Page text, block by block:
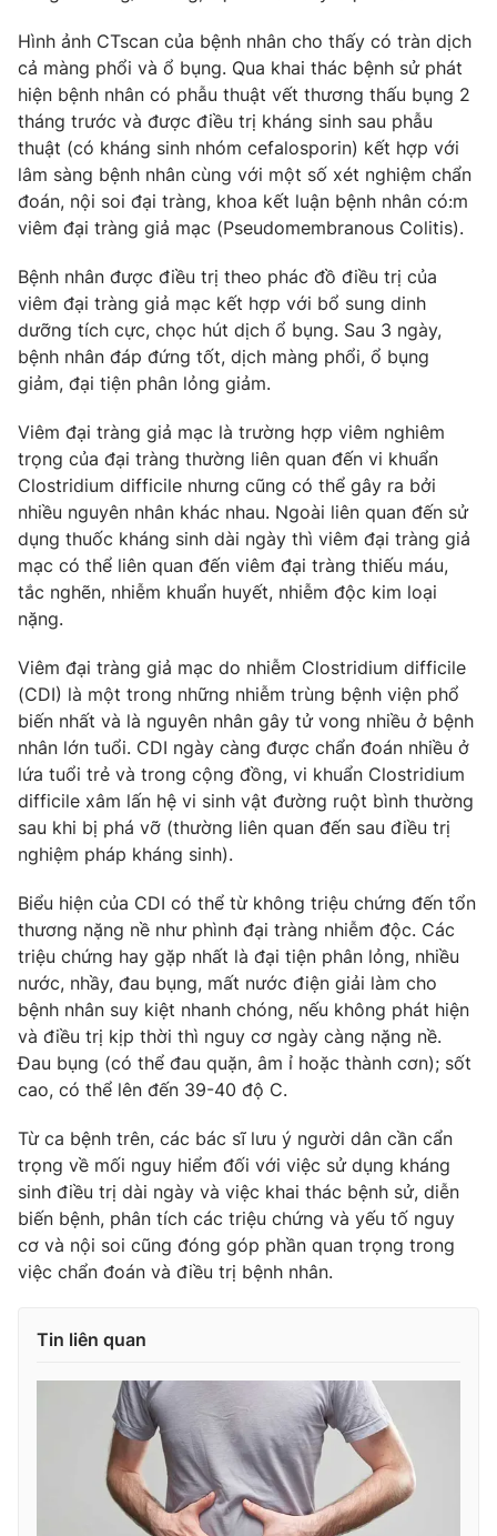
Góc doanh nghiệp
Phim VTV
Hậu trường
Nhân vật
Khán giả
Giải sao mai
Giải trí
Điện ảnh
Âm nhạc
Sao
Đời sống
Du lịch
Làm đẹp
Chất lượng cuộc sống
Giáo dục
Tuyển sinh
Học trực tuyến
Hitech Công nghệ tương lai
Sản phẩm
Thị trường
Tư vấn
Giao lưu trực tuyến
Lịch phát sóng
Chuyên mục khác
Emagazine Podcast
Photo Infographic
VTV Money VTV Thể thao
VTV Sức khoẻ Bất động sản
Thị trường 24h Tấm lòng Việt
VTV4 Vươn mình bằng AI
VTV9 VTV8
Liên hệ tòa soạn English
THỜI BÁO VTV
Theo dõi báo trên
Cơ quan báo chí:
Giấy phép hoạt động báo in và báo điện tử số 483/GP-BTTTT
cấp ngày 29/12/2023
Tổng Biên tập:Vũ Thanh Thủy
Phó Tổng Biên tập:
Nguyễn Thị Mỹ Hạnh, Phạm Quốc Thắng,
Nguyễn Trọng Ninh
Tổng đài VTV:024.38 355 931 - 024.38 355 932
Hình ảnh CTscan của bệnh nhân cho thấy có tràn dịch
cả màng phổi và ổ bụng. Qua khai thác bệnh sử phát
hiện bệnh nhân có phẫu thuật vết thương thấu bụng 2
tháng trước và được điều trị kháng sinh sau phẫu
thuật (có kháng sinh nhóm cefalosporin) kết hợp với
lâm sàng bệnh nhân cùng với một số xét nghiệm chẩn
đoán, nội soi đại tràng, khoa kết luận bệnh nhân có:m
viêm đại tràng giả mạc (Pseudomembranous Colitis).
Bệnh nhân được điều trị theo phác đồ điều trị của
viêm đại tràng giả mạc kết hợp với bổ sung dinh
dưỡng tích cực, chọc hút dịch ổ bụng. Sau 3 ngày,
bệnh nhân đáp đứng tốt, dịch màng phổi, ổ bụng
giảm, đại tiện phân lỏng giảm.
Viêm đại tràng giả mạc là trường hợp viêm nghiêm
trọng của đại tràng thường liên quan đến vi khuẩn
Clostridium difficile nhưng cũng có thể gây ra bởi
nhiều nguyên nhân khác nhau. Ngoài liên quan đến sử
dụng thuốc kháng sinh dài ngày thì viêm đại tràng giả
mạc có thể liên quan đến viêm đại tràng thiếu máu,
tắc nghẽn, nhiễm khuẩn huyết, nhiễm độc kim loại
nặng.
Viêm đại tràng giả mạc do nhiễm Clostridium difficile
(CDI) là một trong những nhiễm trùng bệnh viện phổ
biến nhất và là nguyên nhân gây tử vong nhiều ở bệnh
nhân lớn tuổi. CDI ngày càng được chẩn đoán nhiều ở
lứa tuổi trẻ và trong cộng đồng, vi khuẩn Clostridium
difficile xâm lấn hệ vi sinh vật đường ruột bình thường
sau khi bị phá vỡ (thường liên quan đến sau điều trị
nghiệm pháp kháng sinh).
Biểu hiện của CDI có thể từ không triệu chứng đến tổn
thương nặng nề như phình đại tràng nhiễm độc. Các
triệu chứng hay gặp nhất là đại tiện phân lỏng, nhiều
nước, nhầy, đau bụng, mất nước điện giải làm cho
bệnh nhân suy kiệt nhanh chóng, nếu không phát hiện
và điều trị kịp thời thì nguy cơ ngày càng nặng nề.
Đau bụng (có thể đau quặn, âm ỉ hoặc thành cơn); sốt
cao, có thể lên đến 39-40 độ C.
Từ ca bệnh trên, các bác sĩ lưu ý người dân cần cẩn
trọng về mối nguy hiểm đối với việc sử dụng kháng
sinh điều trị dài ngày và việc khai thác bệnh sử, diễn
biến bệnh, phân tích các triệu chứng và yếu tố nguy
cơ và nội soi cũng đóng góp phần quan trọng trong
việc chẩn đoán và điều trị bệnh nhân.
Tin liên quan